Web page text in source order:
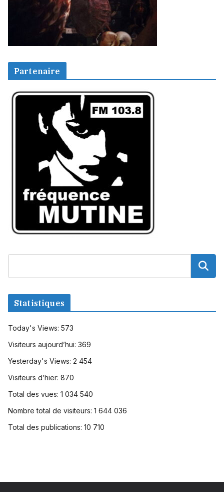
Partenaire
Statistiques
Today's Views: 573
Visiteurs aujourd’hui: 369
Yesterday's Views: 2 454
Visiteurs d’hier: 870
Total des vues: 1 034 540
Nombre total de visiteurs: 1 644 036
Total des publications: 10 710